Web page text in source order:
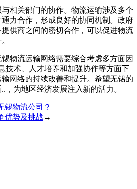
相关部门的协作。物流运输涉及多个
力合作，形成良好的协同机制。政府
供商之间的密切合作，可以促进物流
物流运输网络需要综合考虑多方面因
技术、人才培养和加强协作等方面下
网络的持续改善和提升。希望无锡的
，为地区经济发展注入新的活力。
锡物流公司？
优势及挑战→